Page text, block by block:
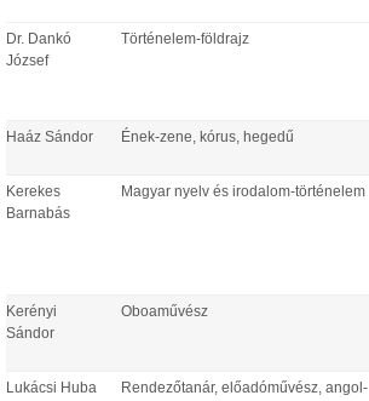
Dr. Dankó
József
Történelem-földrajz
Haáz Sándor Ének-zene, kórus, hegedű
Kerekes
Barnabás
Magyar nyelv és irodalom-történelem
Kerényi
Sándor
Oboaművész
Lukácsi Huba
Rendezőtanár, előadóművész, angol-